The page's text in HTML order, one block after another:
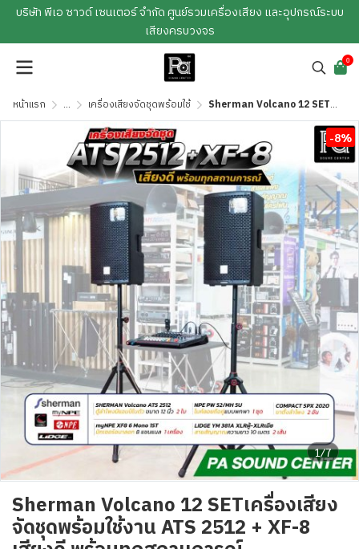
บริษัท พีเอ ซาวด์ เซนเตอร์ จำกัด ศูนย์รวมเครื่องเสียง และอุปกรณ์ระบบ
เสียงครบวงจร
0
หน้าแรก ... เครื่องเสียงจัดชุดพร้อมใช้ Sherman Volcano 12 SETเครื่องเสียงจัดชุดพร้อมใช้งาน ATS 2512 + XF-8 เสียงดี พร้อมทุกสถานการณ์
1/7
-8%
Sherman Volcano 12 SETเครื่องเสียง
จัดชุดพร้อมใช้งาน ATS 2512 + XF-8